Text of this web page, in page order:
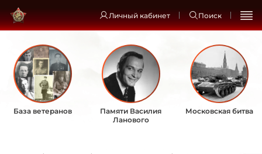
Личный кабинет Поиск
База ветеранов
Памяти Василия
Ланового
Московская битва